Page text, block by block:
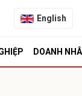
English
DOANH